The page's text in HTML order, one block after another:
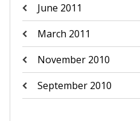
June 2011
March 2011
November 2010
September 2010